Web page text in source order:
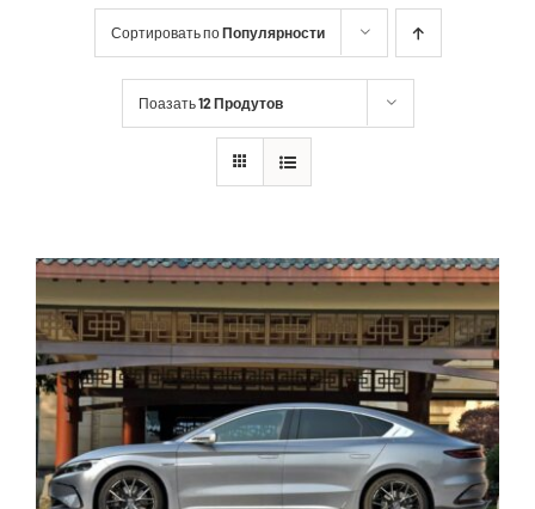
Сортировать поПопулярности
Поазать12 Продутов